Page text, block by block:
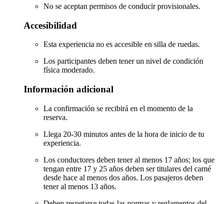
No se aceptan permisos de conducir provisionales.
Accesibilidad
Esta experiencia no es accesible en silla de ruedas.
Los participantes deben tener un nivel de condición
física moderado.
Información adicional
La confirmación se recibirá en el momento de la
reserva.
Llega 20-30 minutos antes de la hora de inicio de tu
experiencia.
Los conductores deben tener al menos 17 años; los que
tengan entre 17 y 25 años deben ser titulares del carné
desde hace al menos dos años. Los pasajeros deben
tener al menos 13 años.